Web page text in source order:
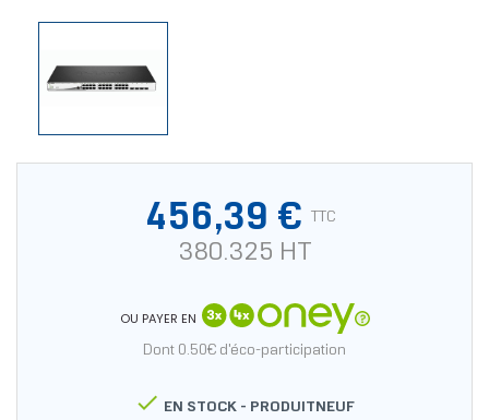
456,39 € TTC
380.325 HT
OU PAYER EN
Dont 0.50€ d'éco-participation
 EN STOCK - PRODUITNEUF